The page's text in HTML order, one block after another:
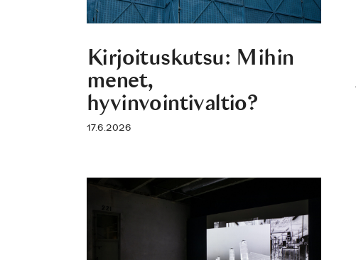
Kirjoituskutsu: Mihin
menet,
hyvinvointivaltio?
17.6.2026